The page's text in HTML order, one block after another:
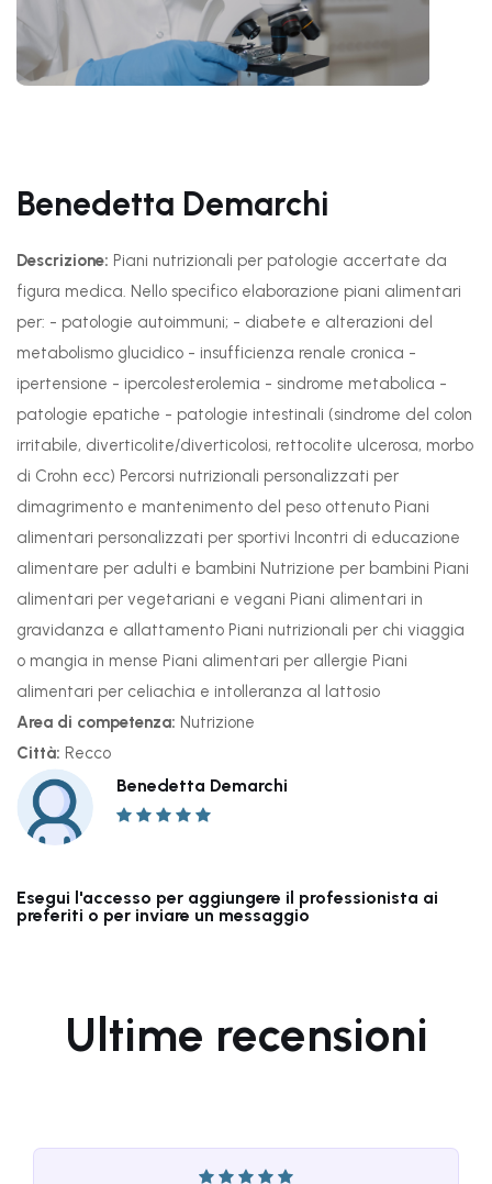
Benedetta Demarchi
Descrizione: Piani nutrizionali per patologie accertate da
figura medica. Nello specifico elaborazione piani alimentari
per: - patologie autoimmuni; - diabete e alterazioni del
metabolismo glucidico - insufficienza renale cronica -
ipertensione - ipercolesterolemia - sindrome metabolica -
patologie epatiche - patologie intestinali (sindrome del colon
irritabile, diverticolite/diverticolosi, rettocolite ulcerosa, morbo
di Crohn ecc) Percorsi nutrizionali personalizzati per
dimagrimento e mantenimento del peso ottenuto Piani
alimentari personalizzati per sportivi Incontri di educazione
alimentare per adulti e bambini Nutrizione per bambini Piani
alimentari per vegetariani e vegani Piani alimentari in
gravidanza e allattamento Piani nutrizionali per chi viaggia
o mangia in mense Piani alimentari per allergie Piani
alimentari per celiachia e intolleranza al lattosio
Area di competenza: Nutrizione
Città: Recco
Benedetta Demarchi
Esegui l'accesso per aggiungere il professionista ai
preferiti o per inviare un messaggio
Ultime recensioni